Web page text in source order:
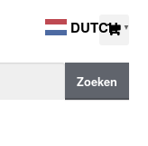
Zoeken
DUTCH ▼